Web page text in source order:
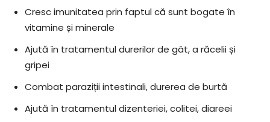
Cresc imunitatea prin faptul că sunt bogate în
vitamine și minerale
Ajută în tratamentul durerilor de gât, a răcelii și
gripei
Combat paraziții intestinali, durerea de burtă
Ajută în tratamentul dizenteriei, colitei, diareei